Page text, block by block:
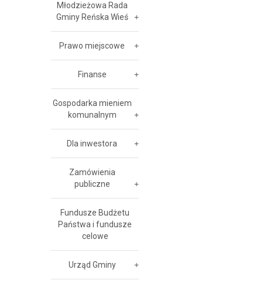
Młodzieżowa Rada
Gminy Reńska Wieś
Prawo miejscowe
Finanse
Gospodarka mieniem
komunalnym
Dla inwestora
Zamówienia
publiczne
Fundusze Budżetu
Państwa i fundusze
celowe
Urząd Gminy